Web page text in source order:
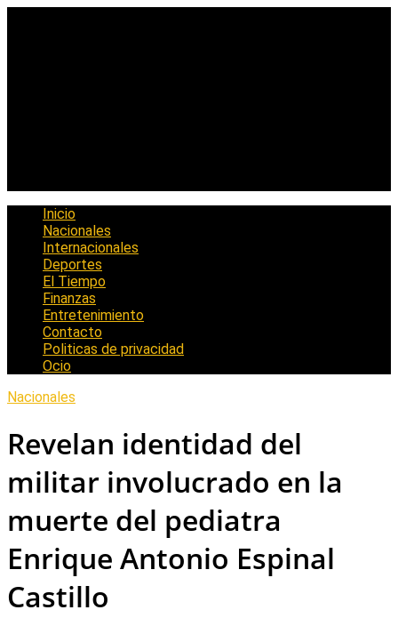
Inicio
Nacionales
Internacionales
Deportes
El Tiempo
Finanzas
Entretenimiento
Contacto
Politicas de privacidad
Ocio
Nacionales
Revelan identidad del
militar involucrado en la
muerte del pediatra
Enrique Antonio Espinal
Castillo